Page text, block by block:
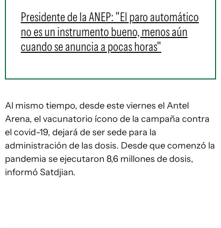
Presidente de la ANEP: "El paro automático
no es un instrumento bueno, menos aún
cuando se anuncia a pocas horas"
Al mismo tiempo, desde este viernes el Antel
Arena, el vacunatorio ícono de la campaña contra
el covid-19, dejará de ser sede para la
administración de las dosis. Desde que comenzó la
pandemia se ejecutaron 8,6 millones de dosis,
informó Satdjian.